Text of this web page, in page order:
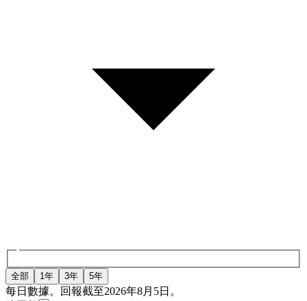
全部 1年 3年 5年
每日數據。回報截至2026年8月5日。